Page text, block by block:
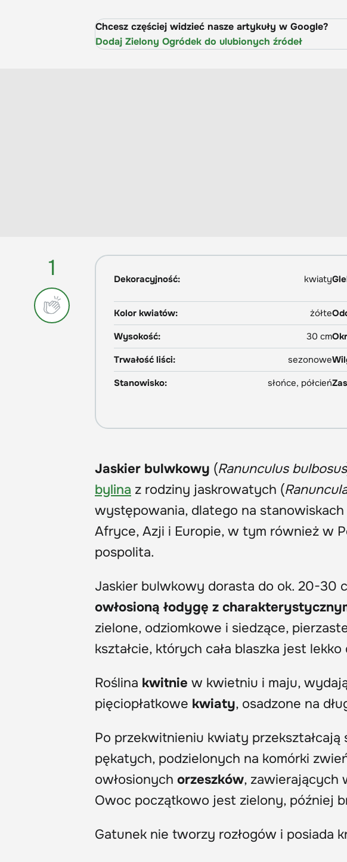
Chcesz częściej widzieć nasze artykuły w Google?
Dodaj Zielony Ogródek do ulubionych źródeł
1 Dekoracyjność: kwiaty
Kolor kwiatów:
żółte
Wysokość:
30 cm
Trwałość liści:
sezonowe
Stanowisko:
słońce, półcień
Jaskier bulwkowy (Ranunculus bulbosus
bylina z rodziny jaskrowatych (
występowania, dlatego na
Afryce, Azji i Europie, w tym również w
pospolita.
Jaskier bulwkowy dorasta do ok. 20-30
owłosioną łodygę z
zielone, odziomkowe i siedzące,
kształcie, których cała blaszka jest lekko
Roślina kwitnie w kwietniu i maju,
pięciopłatkowe kwiaty, osadzone na
Po przekwitnieniu kwiaty przekształcają
pękatych, podzielonych na komórki
owłosionych orzeszków, zawierających
Owoc początkowo jest zielony, później
Gatunek nie tworzy rozłogów i posiada